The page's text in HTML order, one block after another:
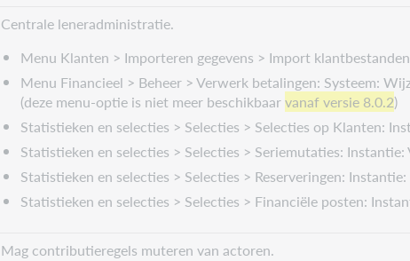
Centrale leneradministratie.
Menu Klanten > Importeren gegevens > Import
Menu Financieel > Beheer > Verwerk betalingen: Systeem:
(deze menu-optie is niet meer beschikbaarvanaf versie 8.0.2)
Statistieken en selecties > Selecties > Selecties op Klanten:
Statistieken en selecties > Selecties > Seriemutaties:
Statistieken en selecties > Selecties > Reserveringen: Instantie:
Statistieken en selecties > Selecties > Financiële posten:
Mag contributieregels muteren van actoren.